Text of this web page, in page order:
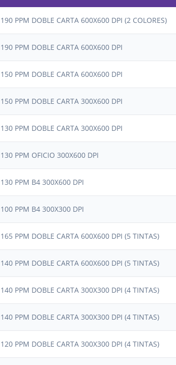
190 PPM DOBLE CARTA 600X600 DPI (2 COLORES)
190 PPM DOBLE CARTA 600X600 DPI
150 PPM DOBLE CARTA 600X600 DPI
150 PPM DOBLE CARTA 300X600 DPI
130 PPM DOBLE CARTA 300X600 DPI
130 PPM OFICIO 300X600 DPI
130 PPM B4 300X600 DPI
100 PPM B4 300X300 DPI
165 PPM DOBLE CARTA 600X600 DPI (5 TINTAS)
140 PPM DOBLE CARTA 600X600 DPI (5 TINTAS)
140 PPM DOBLE CARTA 300X300 DPI (4 TINTAS)
140 PPM DOBLE CARTA 300X300 DPI (4 TINTAS)
120 PPM DOBLE CARTA 300X300 DPI (4 TINTAS)